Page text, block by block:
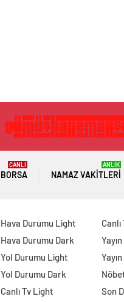
BORSA
CANLI
NAMAZ VAKITLERI
ANLIK
Hava Durumu Light
Hava Durumu Dark
Yol Durumu Light
Yol Durumu Dark
Canlı Tv Light
Son